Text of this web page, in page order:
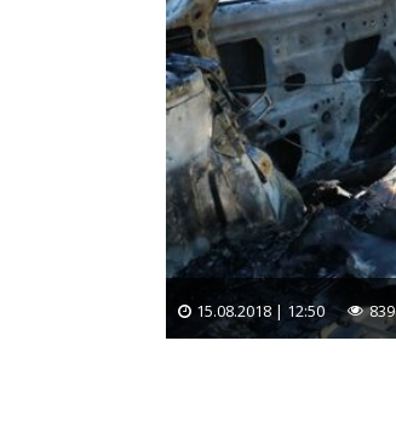
15.08.2018 | 12:50 839